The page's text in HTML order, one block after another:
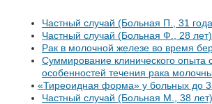
Частный случай (Больная П., 31
Частный случай (Больная Ф., 28 лет)
Рак в молочной железе во время
Суммирование клинического опыта
особенностей течения рака
«Тиреоидная форма» у больных до
Частный случай (Больная М., 38 лет)